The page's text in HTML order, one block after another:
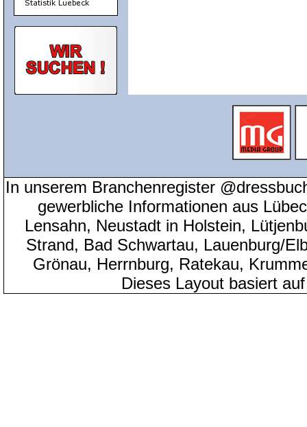
In unserem Branchenregister
gewerbliche Informationen aus
Lensahn, Neustadt in Holstein,
Strand, Bad Schwartau, Lauenburg/
Grönau, Herrnburg, Ratekau,
Dieses Layout basiert